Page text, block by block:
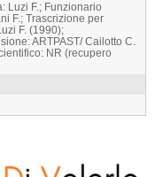
Luzi F.; Funzionario
F.; Trascrizione per
F. (1990);
ARTPAST/ Cailotto C.
NR (recupero